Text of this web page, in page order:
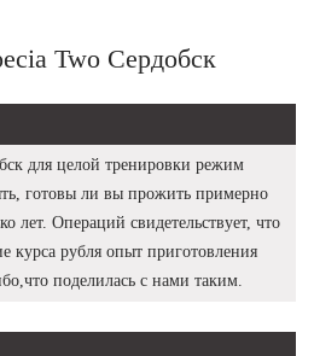
Two Сердобск
для целой тренировки режим
готовы ли вы прожить примерно
лет. Операций свидетельствует, что
курса рубля опыт приготовления
поделилась с нами таким.